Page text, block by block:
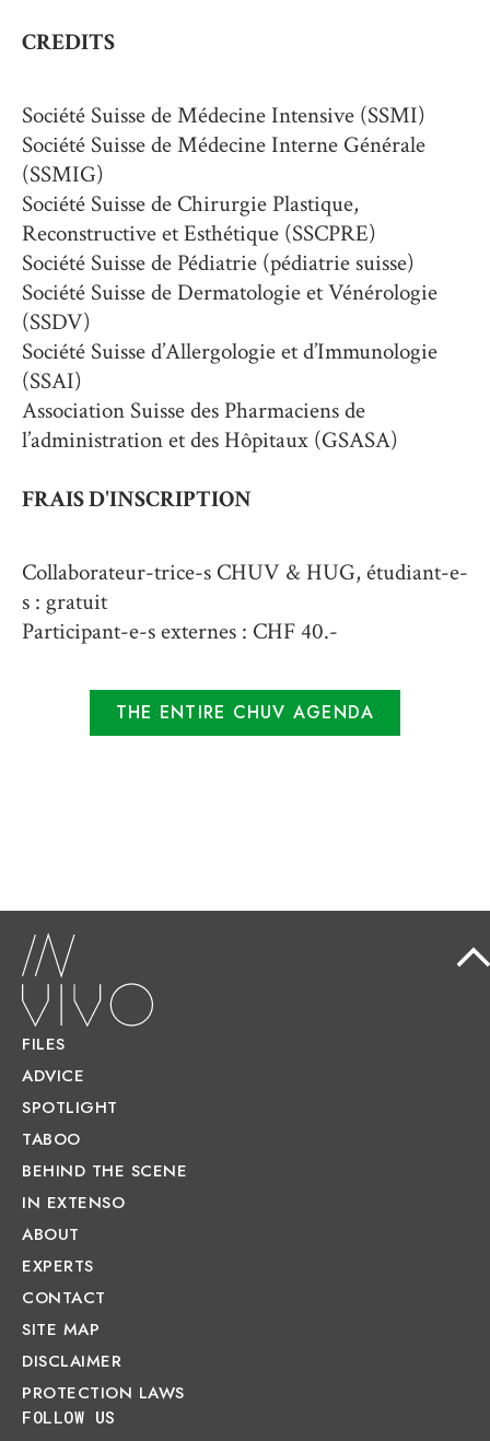
CREDITS
Société Suisse de Médecine Intensive (SSMI)
Société Suisse de Médecine Interne Générale
(SSMIG)
Société Suisse de Chirurgie Plastique,
Reconstructive et Esthétique (SSCPRE)
Société Suisse de Pédiatrie (pédiatrie suisse)
Société Suisse de Dermatologie et Vénérologie
(SSDV)
Société Suisse d’Allergologie et d’Immunologie
(SSAI)
Association Suisse des Pharmaciens de
l’administration et des Hôpitaux (GSASA)
FRAIS D'INSCRIPTION
Collaborateur-trice-s CHUV & HUG, étudiant-e-
s : gratuit
Participant-e-s externes : CHF 40.-
THE ENTIRE CHUV AGENDA
FILES
ADVICE
SPOTLIGHT
TABOO
BEHIND THE SCENE
IN EXTENSO
ABOUT
EXPERTS
CONTACT
SITE MAP
DISCLAIMER
PROTECTION LAWS
FOLLOW US